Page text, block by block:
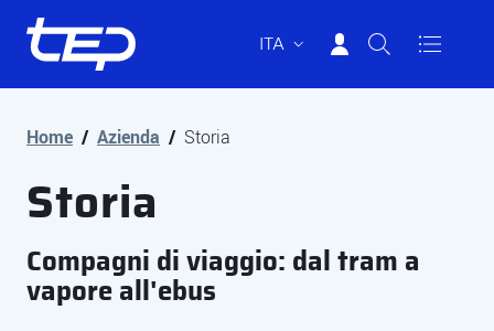
Tep - Trasporti pubblici ParmaITA
Home / Azienda / Storia
Storia
Compagni di viaggio: dal tram a
vapore all'ebus